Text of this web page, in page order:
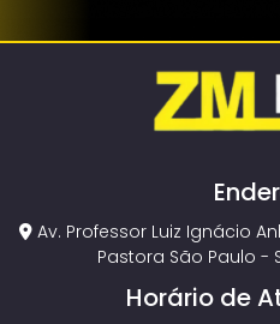
Av. Professor Luiz Ignácio
Pastora São Paulo -
Horário de